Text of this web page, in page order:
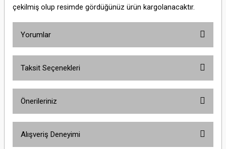
çekilmiş olup resimde gördüğünüz ürün kargolanacaktır.
Yorumlar
Taksit Seçenekleri
Önerileriniz
yetersiz gördüğünüz noktaları öneri formunu kullanarak tarafımıza
Alışveriş Deneyimi